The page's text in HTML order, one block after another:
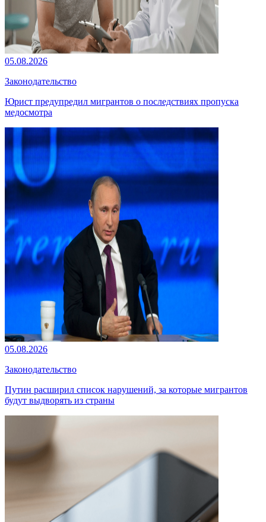
05.08.2026
Законодательство
Юрист предупредил мигрантов о последствиях пропуска
медосмотра
05.08.2026
Законодательство
Путин расширил список нарушений, за которые мигрантов
будут выдворять из страны